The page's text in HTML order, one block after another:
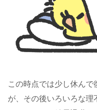
この時点では少し休ん
が、その後いろいろな